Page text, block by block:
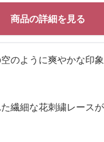
商品の詳細を見る
のように爽やかな印
繊細な花刺繍レース